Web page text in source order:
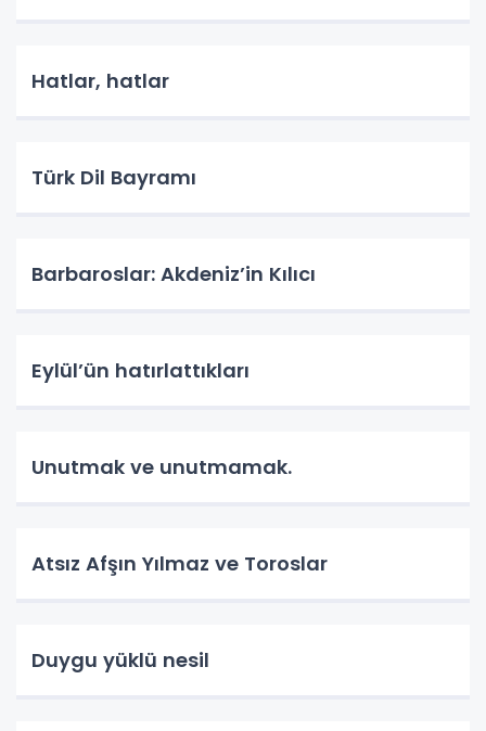
Hatlar, hatlar
Türk Dil Bayramı
Barbaroslar: Akdeniz’in Kılıcı
Eylül’ün hatırlattıkları
Unutmak ve unutmamak.
Atsız Afşın Yılmaz ve Toroslar
Duygu yüklü nesil